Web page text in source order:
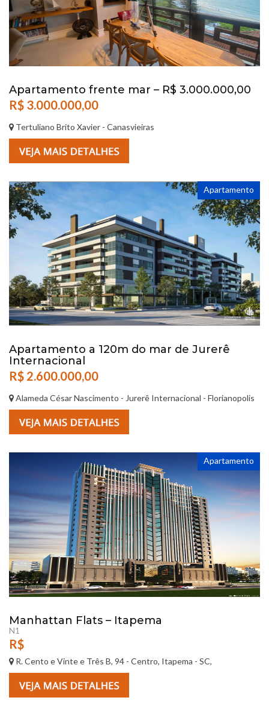
Apartamento frente mar – R$ 3.000.000,00
R$ 3.000.000,00
Tertuliano Brito Xavier - Canasvieiras
Apartamento
Apartamento a 120m do mar de Jurerê
Internacional
R$ 2.600.000,00
Alameda César Nascimento - Jurerê Internacional - Florianopolis
Apartamento
Manhattan Flats – Itapema
N1
R$
R. Cento e Vinte e Três B, 94 - Centro, Itapema - SC,